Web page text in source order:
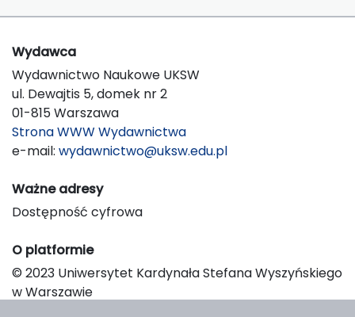
Wydawca
Wydawnictwo Naukowe UKSW
ul. Dewajtis 5, domek nr 2
01-815 Warszawa
Strona WWW Wydawnictwa
e-mail: wydawnictwo@uksw.edu.pl
Ważne adresy
Dostępność cyfrowa
O platformie
© 2023 Uniwersytet Kardynała Stefana Wyszyńskiego
w Warszawie